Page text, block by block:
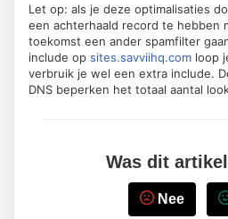
Let op: als je deze optimalisaties
een achterhaald record te hebben
toekomst een ander spamfilter
include op sites.savviihq.com loop
verbruik je wel een extra include.
DNS beperken het totaal aantal
Was dit
Nee